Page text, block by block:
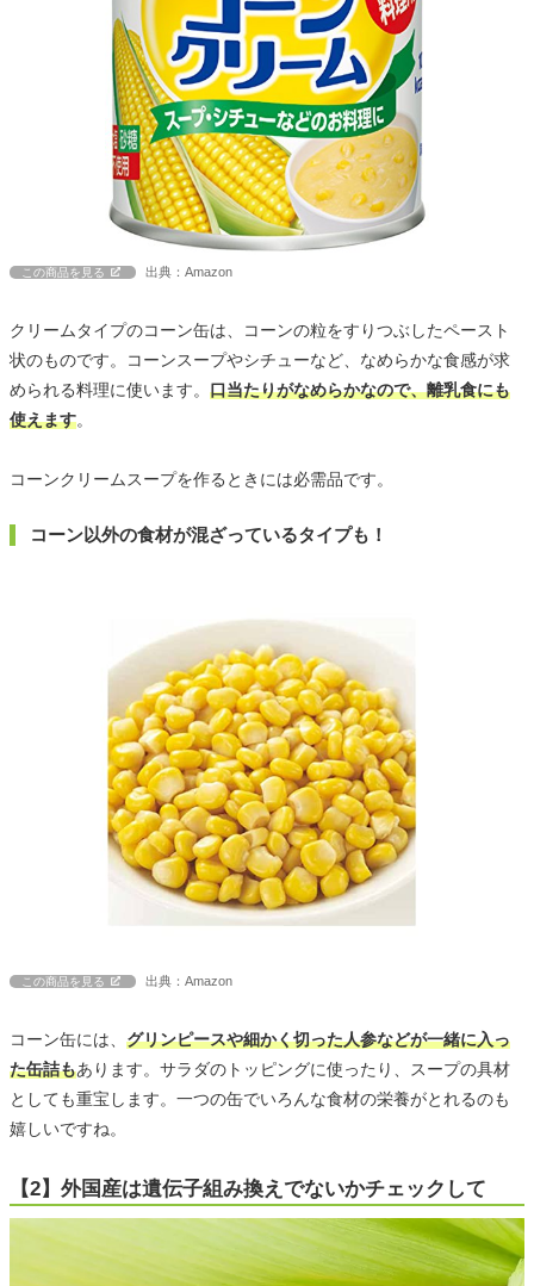
この商品を見る 出典：Amazon
クリームタイプのコーン缶は、コーンの粒をすりつぶしたペースト
状のものです。コーンスープやシチューなど、なめらかな食感が求
められる料理に使います。 口当たりがなめらかなので、離乳食にも
使えます。
コーンクリームスープを作るときには必需品です。
コーン以外の食材が混ざっているタイプも！
この商品を見る 出典：Amazon
コーン缶には、 グリンピースや細かく切った人参などが一緒に入っ
た缶詰もあります。サラダのトッピングに使ったり、スープの具材
としても重宝します。一つの缶でいろんな食材の栄養がとれるのも
嬉しいですね。
【2】外国産は遺伝子組み換えでないかチェックして